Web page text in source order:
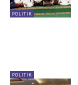
POLITIK
POLITIK